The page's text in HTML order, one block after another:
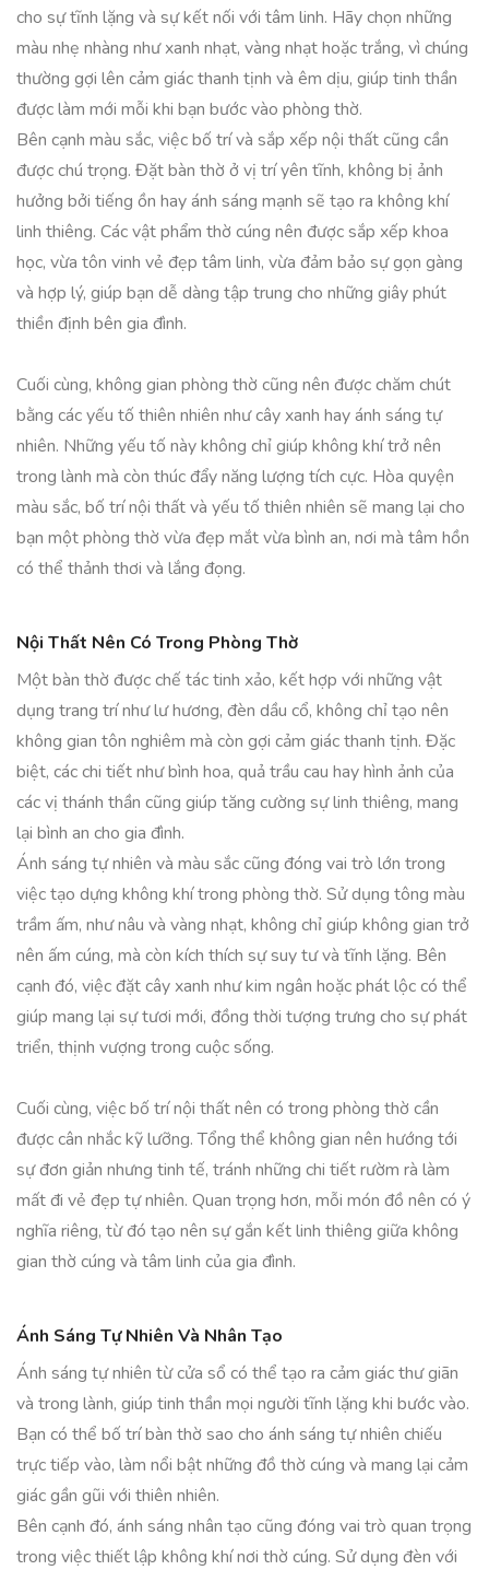
cho sự tĩnh lặng và sự kết nối với tâm linh. Hãy chọn những
màu nhẹ nhàng như xanh nhạt, vàng nhạt hoặc trắng, vì chúng
thường gợi lên cảm giác thanh tịnh và êm dịu, giúp tinh thần
được làm mới mỗi khi bạn bước vào phòng thờ.
Bên cạnh màu sắc, việc bố trí và sắp xếp nội thất cũng cần
được chú trọng. Đặt bàn thờ ở vị trí yên tĩnh, không bị ảnh
hưởng bởi tiếng ồn hay ánh sáng mạnh sẽ tạo ra không khí
linh thiêng. Các vật phẩm thờ cúng nên được sắp xếp khoa
học, vừa tôn vinh vẻ đẹp tâm linh, vừa đảm bảo sự gọn gàng
và hợp lý, giúp bạn dễ dàng tập trung cho những giây phút
thiền định bên gia đình.
Cuối cùng, không gian phòng thờ cũng nên được chăm chút
bằng các yếu tố thiên nhiên như cây xanh hay ánh sáng tự
nhiên. Những yếu tố này không chỉ giúp không khí trở nên
trong lành mà còn thúc đẩy năng lượng tích cực. Hòa quyện
màu sắc, bố trí nội thất và yếu tố thiên nhiên sẽ mang lại cho
bạn một phòng thờ vừa đẹp mắt vừa bình an, nơi mà tâm hồn
có thể thảnh thơi và lắng đọng.
Nội Thất Nên Có Trong Phòng Thờ
Một bàn thờ được chế tác tinh xảo, kết hợp với những vật
dụng trang trí như lư hương, đèn dầu cổ, không chỉ tạo nên
không gian tôn nghiêm mà còn gợi cảm giác thanh tịnh. Đặc
biệt, các chi tiết như bình hoa, quả trầu cau hay hình ảnh của
các vị thánh thần cũng giúp tăng cường sự linh thiêng, mang
lại bình an cho gia đình.
Ánh sáng tự nhiên và màu sắc cũng đóng vai trò lớn trong
việc tạo dựng không khí trong phòng thờ. Sử dụng tông màu
trầm ấm, như nâu và vàng nhạt, không chỉ giúp không gian trở
nên ấm cúng, mà còn kích thích sự suy tư và tĩnh lặng. Bên
cạnh đó, việc đặt cây xanh như kim ngân hoặc phát lộc có thể
giúp mang lại sự tươi mới, đồng thời tượng trưng cho sự phát
triển, thịnh vượng trong cuộc sống.
Cuối cùng, việc bố trí nội thất nên có trong phòng thờ cần
được cân nhắc kỹ lưỡng. Tổng thể không gian nên hướng tới
sự đơn giản nhưng tinh tế, tránh những chi tiết rườm rà làm
mất đi vẻ đẹp tự nhiên. Quan trọng hơn, mỗi món đồ nên có ý
nghĩa riêng, từ đó tạo nên sự gắn kết linh thiêng giữa không
gian thờ cúng và tâm linh của gia đình.
Ánh Sáng Tự Nhiên Và Nhân Tạo
Ánh sáng tự nhiên từ cửa sổ có thể tạo ra cảm giác thư giãn
và trong lành, giúp tinh thần mọi người tĩnh lặng khi bước vào.
Bạn có thể bố trí bàn thờ sao cho ánh sáng tự nhiên chiếu
trực tiếp vào, làm nổi bật những đồ thờ cúng và mang lại cảm
giác gần gũi với thiên nhiên.
Bên cạnh đó, ánh sáng nhân tạo cũng đóng vai trò quan trọng
trong việc thiết lập không khí nơi thờ cúng. Sử dụng đèn với